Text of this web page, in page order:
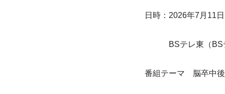
日時：2026年7月11
BSテレ東（BSデ
番組テーマ　脳卒中